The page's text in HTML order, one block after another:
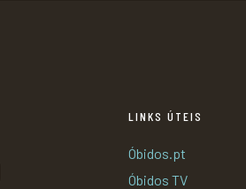
LINKS ÚTEIS
Óbidos.pt
Óbidos TV